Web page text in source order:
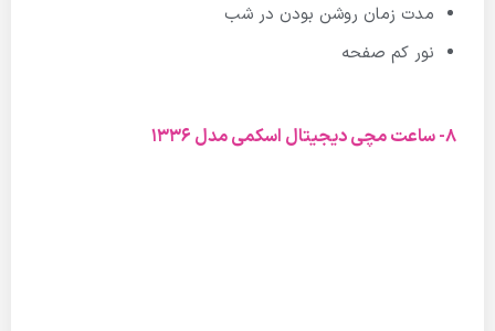
مدت زمان روشن بودن در شب
نور کم صفحه
8- ساعت مچی دیجیتال اسکمی مدل 1336